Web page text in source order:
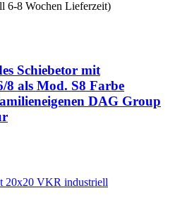
6-8 Wochen Lieferzeit)
Schiebetor mit
8 als Mod. S8 Farbe
DAG Group